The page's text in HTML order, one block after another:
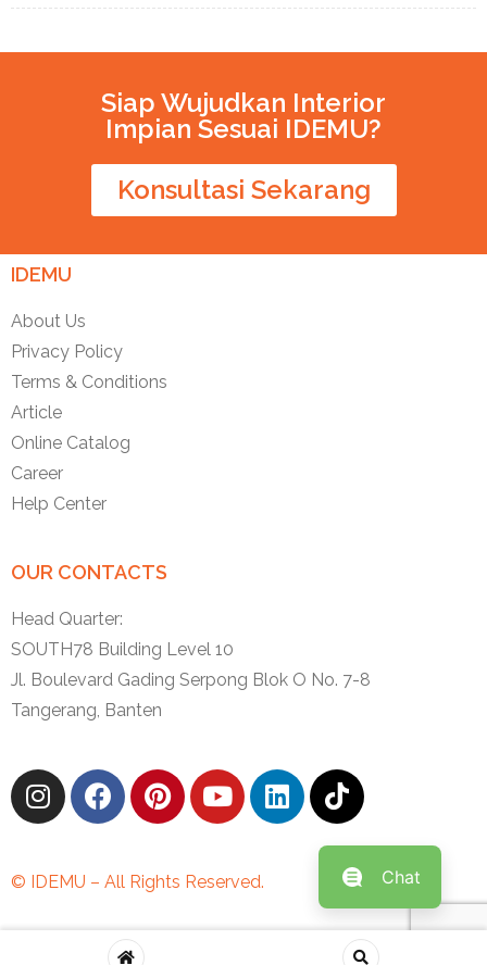
Siap Wujudkan Interior
Impian Sesuai IDEMU?
Konsultasi Sekarang
IDEMU
About Us
Privacy Policy
Terms & Conditions
Article
Online Catalog
Career
Help Center
OUR CONTACTS
Head Quarter:
SOUTH78 Building Level 10
Jl. Boulevard Gading Serpong Blok O No. 7-8
Tangerang, Banten
© IDEMU – All Rights Reserved. Chat